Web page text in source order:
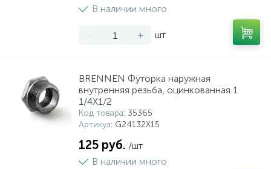
В наличии много
- + шт
BRENNEN Футорка наружная
внутренняя резьба, оцинкованная 1
1/4X1/2
Код товара: 35365
Артикул: G24132X15
125 руб. /шт
В наличии много